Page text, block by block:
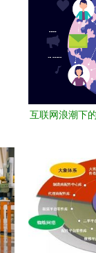
互联网浪潮下